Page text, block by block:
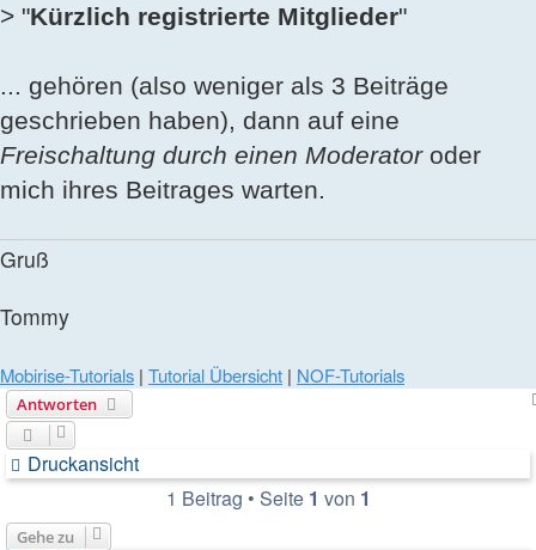
> "Kürzlich registrierte Mitglieder"
... gehören (also weniger als 3 Beiträge
geschrieben haben), dann auf eine
Freischaltung durch einen Moderatoroder
mich ihres Beitrages warten.
Gruß
Tommy
Mobirise-Tutorials | Tutorial Übersicht | NOF-Tutorials
Antworten
Druckansicht
1 Beitrag • Seite 1 von 1
Gehe zu